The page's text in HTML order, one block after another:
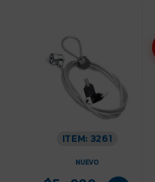
ITEM: 3261
NUEVO